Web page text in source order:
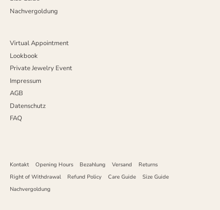
Nachvergoldung
Virtual Appointment
Lookbook
Private Jewelry Event
Impressum
AGB
Datenschutz
FAQ
Kontakt Opening Hours Bezahlung Versand
Returns
Right of Withdrawal
Refund Policy Care Guide
Size Guide
Nachvergoldung